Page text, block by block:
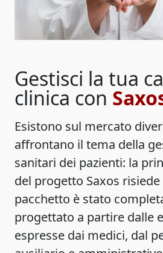
Gestisci la tua
clinica con
Esistono sul mercato
affrontano il tema della
sanitari dei pazienti: la
del progetto Saxos
pacchetto è stato
progettato a partire dalle
espresse dai medici, dal